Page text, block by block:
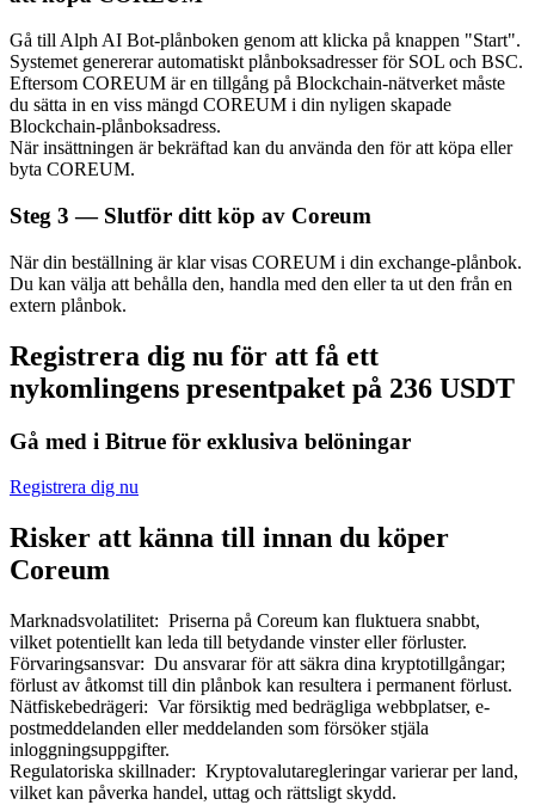
Lär dig Staking
Lär dig mer om att tjäna passiv inkomst
Bitrue
Bitrue Affiliates
Upp till 65% provision!
Gå till Alph AI Bot-plånboken genom att klicka på knappen "Start".
Systemet genererar automatiskt plånboksadresser för SOL och BSC.
Eftersom COREUM är en tillgång på Blockchain-nätverket måste
du sätta in en viss mängd COREUM i din nyligen skapade
Blockchain-plånboksadress.
När insättningen är bekräftad kan du använda den för att köpa eller
byta COREUM.
Steg 3 — Slutför ditt köp av Coreum
När din beställning är klar visas COREUM i din exchange-plånbok.
Du kan välja att behålla den, handla med den eller ta ut den från en
extern plånbok.
Registrera dig nu för att få ett
nykomlingens presentpaket på 236 USDT
Gå med i Bitrue för exklusiva belöningar
Registrera dig nu
Risker att känna till innan du köper
Coreum
Marknadsvolatilitet: Priserna på Coreum kan fluktuera snabbt,
vilket potentiellt kan leda till betydande vinster eller förluster.
Förvaringsansvar: Du ansvarar för att säkra dina kryptotillgångar;
förlust av åtkomst till din plånbok kan resultera i permanent förlust.
Nätfiskebedrägeri: Var försiktig med bedrägliga webbplatser, e-
postmeddelanden eller meddelanden som försöker stjäla
inloggningsuppgifter.
Regulatoriska skillnader: Kryptovalutaregleringar varierar per land,
vilket kan påverka handel, uttag och rättsligt skydd.